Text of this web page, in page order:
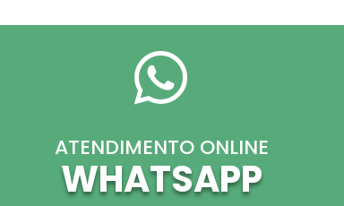

ATENDIMENTO ONLINE
WHATSAPP